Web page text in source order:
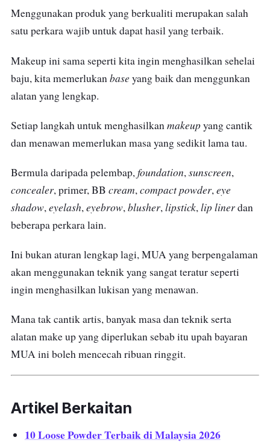
Menggunakan produk yang berkualiti merupakan salah
satu perkara wajib untuk dapat hasil yang terbaik.
Makeup ini sama seperti kita ingin menghasilkan sehelai
baju, kita memerlukan base yang baik dan menggunkan
alatan yang lengkap.
Setiap langkah untuk menghasilkanmakeupyang cantik
dan menawan memerlukan masa yang sedikit lama tau.
Bermula daripada pelembap,foundation,sunscreen,
concealer, primer, BB cream,compactpowder,eye
shadow,eyelash,eyebrow,blusher,lipstick,liplinerdan
beberapa perkara lain.
Ini bukan aturan lengkap lagi, MUA yang berpengalaman
akan menggunakan teknik yang sangat teratur seperti
ingin menghasilkan lukisan yang menawan.
Mana tak cantik artis, banyak masa dan teknik serta
alatan make up yang diperlukan sebab itu upah bayaran
MUA ini boleh mencecah ribuan ringgit.
Artikel Berkaitan
10 Loose Powder Terbaik di Malaysia 2026